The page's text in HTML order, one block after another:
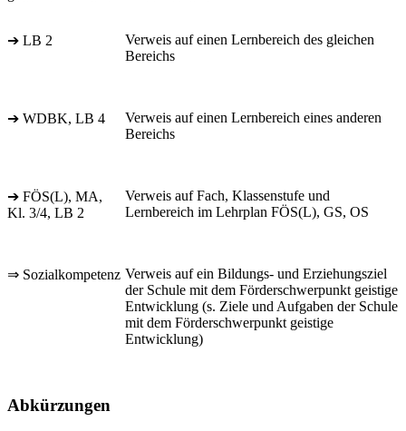
➔ LB 2
Verweis auf einen Lernbereich des gleichen
Bereichs
➔ WDBK, LB 4
Verweis auf einen Lernbereich eines anderen
Bereichs
➔ FÖS(L), MA,
Kl. 3/4, LB 2
Verweis auf Fach, Klassenstufe und
Lernbereich im Lehrplan FÖS(L), GS, OS
⇒ Sozialkompetenz Verweis auf ein Bildungs- und Erziehungsziel
der Schule mit dem Förderschwerpunkt geistige
Entwicklung (s. Ziele und Aufgaben der Schule
mit dem Förderschwerpunkt geistige
Entwicklung)
Abkürzungen